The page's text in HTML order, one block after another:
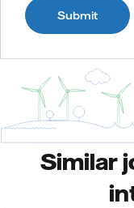
Submit
Similar